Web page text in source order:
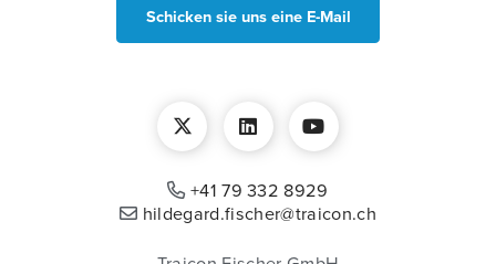
Schicken sie uns eine E-Mail
+41 79 332 8929
hildegard.fischer@traicon.ch